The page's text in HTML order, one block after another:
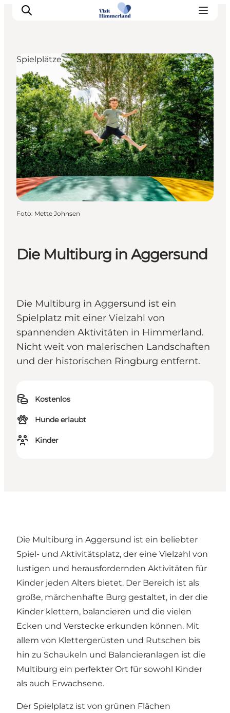
Erlebnisse
Natur
Städte und Orte
Das passiert
Reiseplanung
Praktische Informationen
Die Multiburg in Aggersund
Die Multiburg in Aggersund ist ein
Spielplatz mit einer Vielzahl von
spannenden Aktivitäten in Himmerland.
Nicht weit von malerischen Landschaften
und der historischen Ringburg entfernt.
Kostenlos
Hunde erlaubt
Kinder
Spielplätze
Foto: Mette Johnsen
Die Multiburg in Aggersund ist ein beliebter
Spiel- und Aktivitätsplatz, der eine Vielzahl von
lustigen und herausfordernden Aktivitäten für
Kinder jeden Alters bietet. Der Bereich ist als
große, märchenhafte Burg gestaltet, in der die
Kinder klettern, balancieren und die vielen
Ecken und Verstecke erkunden können. Mit
allem von Klettergerüsten und Rutschen bis
hin zu Schaukeln und Balancieranlagen ist die
Multiburg ein perfekter Ort für sowohl Kinder
als auch Erwachsene.
Der Spielplatz ist von grünen Flächen